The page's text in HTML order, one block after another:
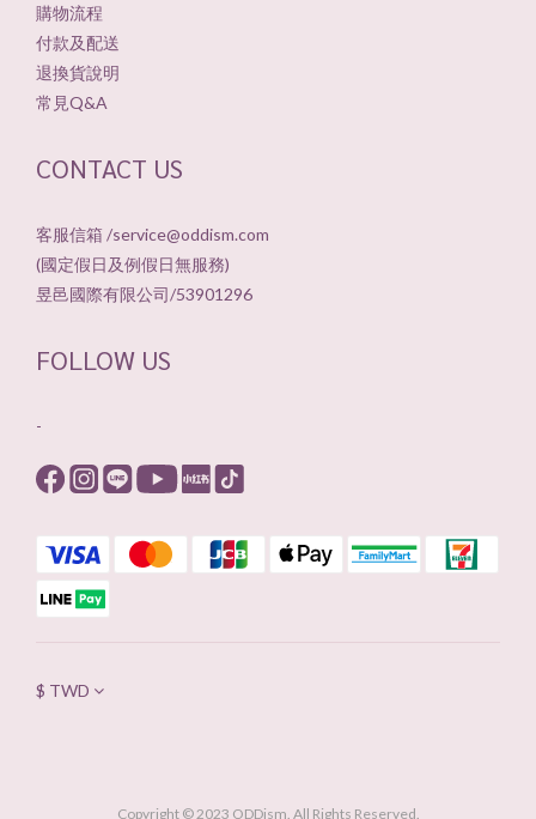
購物流程
付款及配送
退換貨說明
常見Q&A
CONTACT US
客服信箱 /service@oddism.com
(國定假日及例假日無服務)
昱邑國際有限公司/53901296
FOLLOW US
-
$ TWD
Copyright © 2023 ODDism. All Rights Reserved.